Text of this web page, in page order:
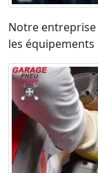
Notre
les équipements